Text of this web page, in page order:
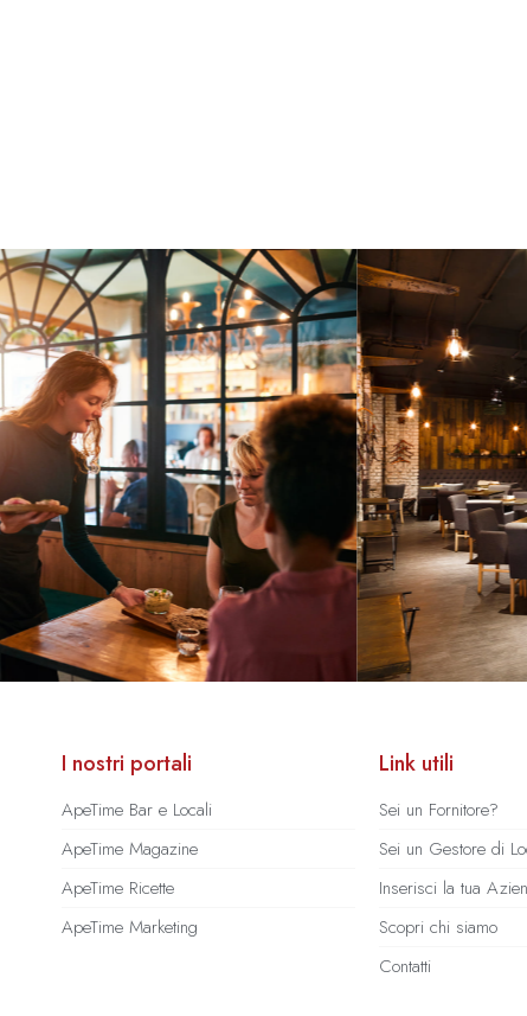
I nostri portali
ApeTime Bar e Locali
ApeTime Magazine
ApeTime Ricette
ApeTime Marketing
Link utili
Sei un Fornitore?
Sei un Gestore di
Inserisci la tua
Scopri chi siamo
Contatti